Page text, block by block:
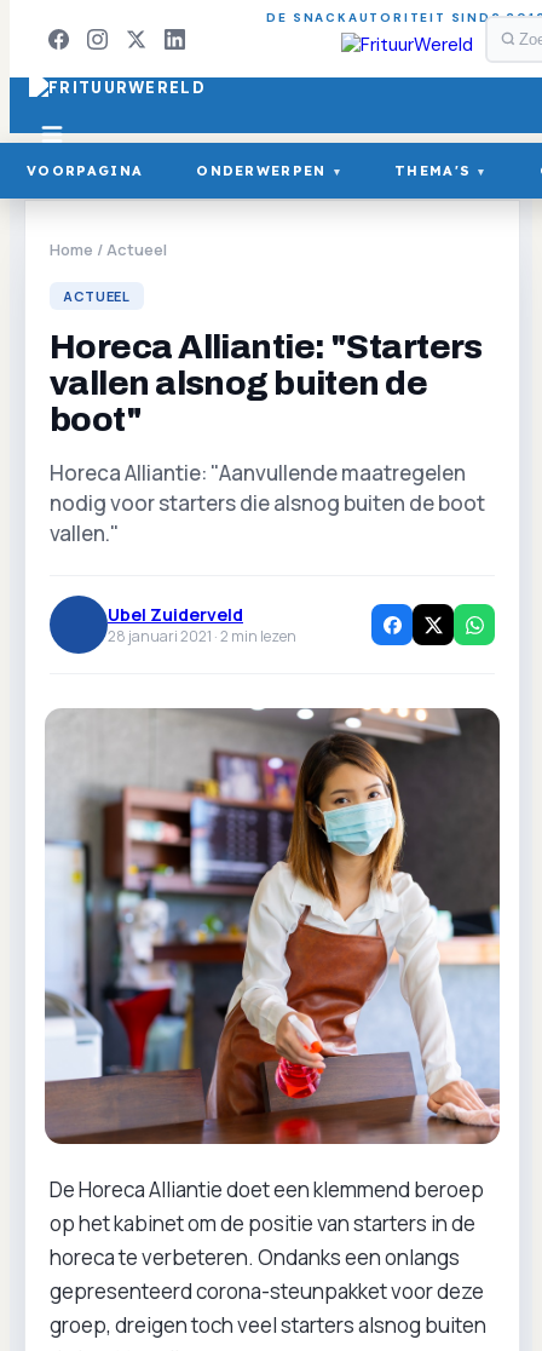
DE SNACKAUTORITEIT SINDS
VOORPAGINA ONDERWERPEN ▾ THEMA'S ▾
Home /Actueel
ACTUEEL
Horeca Alliantie: "Starters
vallen alsnog buiten de
boot"
Horeca Alliantie: "Aanvullende maatregelen
nodig voor starters die alsnog buiten de boot
vallen."
Ubel Zuiderveld
28 januari 2021 ·2 min lezen
De Horeca Alliantie doet een klemmend beroep
op het kabinet om de positie van starters in de
horeca te verbeteren. Ondanks een onlangs
gepresenteerd corona-steunpakket voor deze
groep, dreigen toch veel starters alsnog buiten